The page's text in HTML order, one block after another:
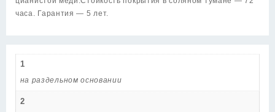
часа. Гарантия — 5 лет.
1
на раздельном основании
2